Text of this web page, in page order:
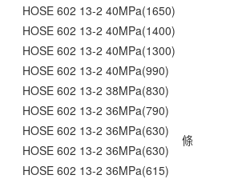
條
HOSE 602 13-2 40MPa(1650)
HOSE 602 13-2 40MPa(1400)
HOSE 602 13-2 40MPa(1300)
HOSE 602 13-2 40MPa(990)
HOSE 602 13-2 38MPa(830)
HOSE 602 13-2 36MPa(790)
HOSE 602 13-2 36MPa(630)
HOSE 602 13-2 36MPa(630)
HOSE 602 13-2 36MPa(615)